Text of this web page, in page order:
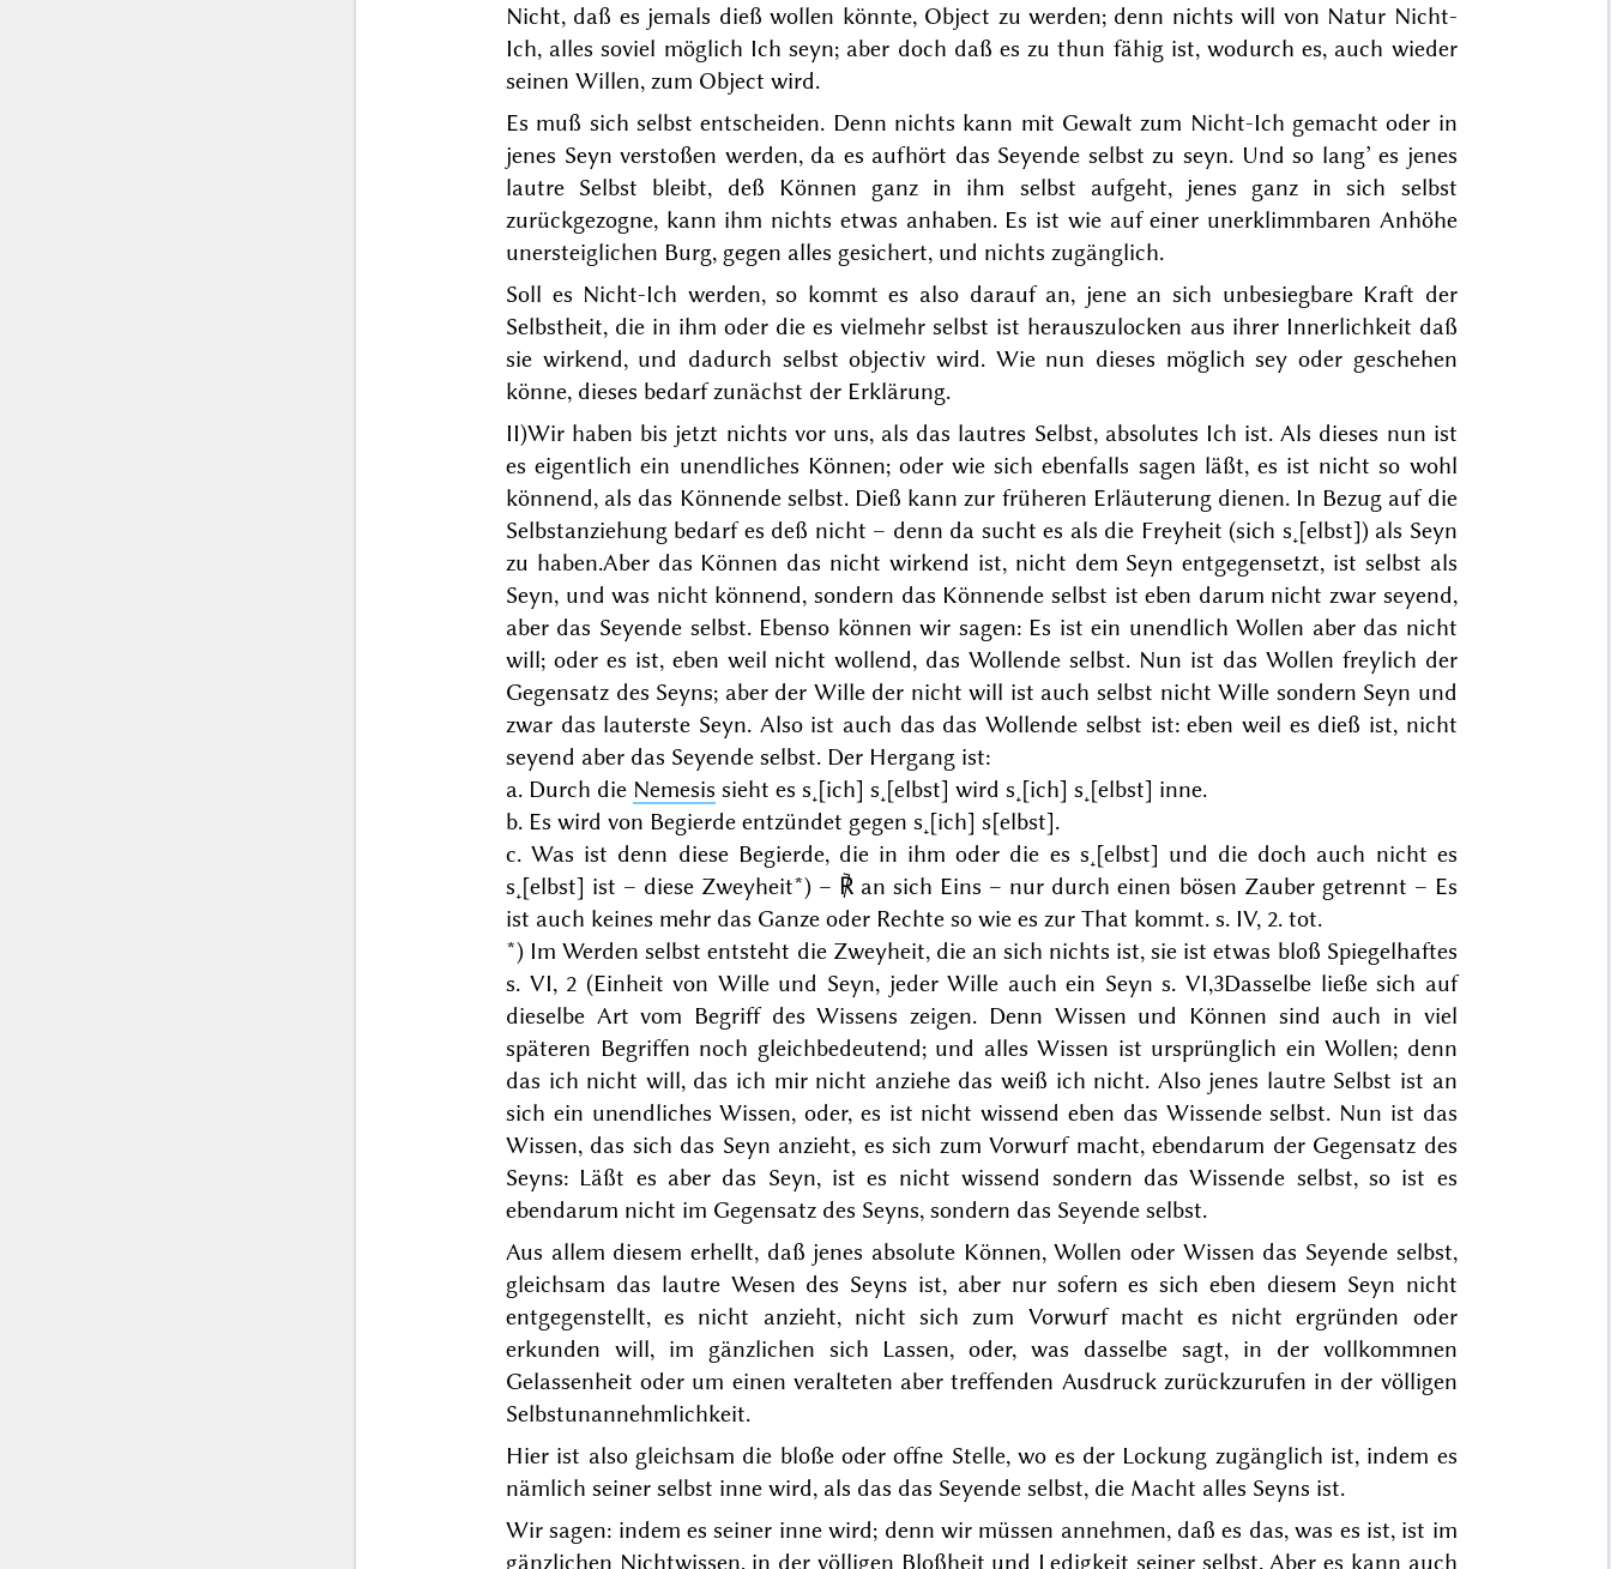
Nicht, daß es jemals dieß wollen könnte, Object zu werden; denn nichts will von Natur Nicht-
Ich, alles soviel möglich Ich seyn; aber doch daß es zu thun fähig ist, wodurch es, auch wieder
seinen Willen, zum Object wird.
Es muß sich selbst entscheiden. Denn nichts kann mit Gewalt zum Nicht-Ich gemacht oder in
jenes Seyn verstoßen werden, da es aufhört das Seyende selbst zu seyn. Und so lang’ es jenes
lautre Selbst bleibt, deß Können ganz in ihm selbst aufgeht, jenes ganz in sich selbst
zurückgezogne, kann ihm nichts etwas anhaben. Es ist wie auf einer unerklimmbaren Anhöhe
unersteiglichen Burg, gegen alles gesichert, und nichts zugänglich.
Soll es Nicht-Ich werden, so kommt es also darauf an, jene an sich unbesiegbare Kraft der
Selbstheit, die in ihm oder die es vielmehr selbst ist herauszulocken aus ihrer Innerlichkeit daß
sie wirkend, und dadurch selbst objectiv wird. Wie nun dieses möglich sey oder geschehen
könne, dieses bedarf zunächst der Erklärung.
II)Wir haben bis jetzt nichts vor uns, als das lautres Selbst, absolutes Ich ist. Als dieses nun ist
es eigentlich ein unendliches Können; oder wie sich ebenfalls sagen läßt, es ist nicht so wohl
könnend, als das Könnende selbst. Dieß kann zur früheren Erläuterung dienen. In Bezug auf die
Selbstanziehung bedarf es deß nicht – denn da sucht es als die Freyheit (sich s˖[elbst]) als Seyn
zu haben.Aber das Können das nicht wirkend ist, nicht dem Seyn entgegensetzt, ist selbst als
Seyn, und was nicht könnend, sondern das Könnende selbst ist eben darum nicht zwar seyend,
aber das Seyende selbst. Ebenso können wir sagen: Es ist ein unendlich Wollen aber das nicht
will; oder es ist, eben weil nicht wollend, das Wollende selbst. Nun ist das Wollen freylich der
Gegensatz des Seyns; aber der Wille der nicht will ist auch selbst nicht Wille sondern Seyn und
zwar das lauterste Seyn. Also ist auch das das Wollende selbst ist: eben weil es dieß ist, nicht
seyend aber das Seyende selbst. Der Hergang ist:
a. Durch die Nemesis sieht es s˖[ich] s˖[elbst] wird s˖[ich] s˖[elbst] inne.
b. Es wird von Begierde entzündet gegen s˖[ich] s[elbst].
c. Was ist denn diese Begierde, die in ihm oder die es s˖[elbst] und die doch auch nicht es
s˖[elbst] ist – diese Zweyheit*) – ℟ an sich Eins – nur durch einen bösen Zauber getrennt – Es
ist auch keines mehr das Ganze oder Rechte so wie es zur That kommt. s. IV, 2. tot.
*) Im Werden selbst entsteht die Zweyheit, die an sich nichts ist, sie ist etwas bloß Spiegelhaftes
s. VI, 2 (Einheit von Wille und Seyn, jeder Wille auch ein Seyn s. VI,3Dasselbe ließe sich auf
dieselbe Art vom Begriff des Wissens zeigen. Denn Wissen und Können sind auch in viel
späteren Begriffen noch gleichbedeutend; und alles Wissen ist ursprünglich ein Wollen; denn
das ich nicht will, das ich mir nicht anziehe das weiß ich nicht. Also jenes lautre Selbst ist an
sich ein unendliches Wissen, oder, es ist nicht wissend eben das Wissende selbst. Nun ist das
Wissen, das sich das Seyn anzieht, es sich zum Vorwurf macht, ebendarum der Gegensatz des
Seyns: Läßt es aber das Seyn, ist es nicht wissend sondern das Wissende selbst, so ist es
ebendarum nicht im Gegensatz des Seyns, sondern das Seyende selbst.
Aus allem diesem erhellt, daß jenes absolute Können, Wollen oder Wissen das Seyende selbst,
gleichsam das lautre Wesen des Seyns ist, aber nur sofern es sich eben diesem Seyn nicht
entgegenstellt, es nicht anzieht, nicht sich zum Vorwurf macht es nicht ergründen oder
erkunden will, im gänzlichen sich Lassen, oder, was dasselbe sagt, in der vollkommnen
Gelassenheit oder um einen veralteten aber treffenden Ausdruck zurückzurufen in der völligen
Selbstunannehmlichkeit.
Hier ist also gleichsam die bloße oder offne Stelle, wo es der Lockung zugänglich ist, indem es
nämlich seiner selbst inne wird, als das das Seyende selbst, die Macht alles Seyns ist.
Wir sagen: indem es seiner innewird; denn wir müssen annehmen, daß es das, was es ist, ist im
gänzlichen Nichtwissen, in der völligen Bloßheit und Ledigkeit seiner selbst. Aber es kann auch